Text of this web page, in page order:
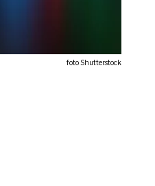
foto Shutterstock